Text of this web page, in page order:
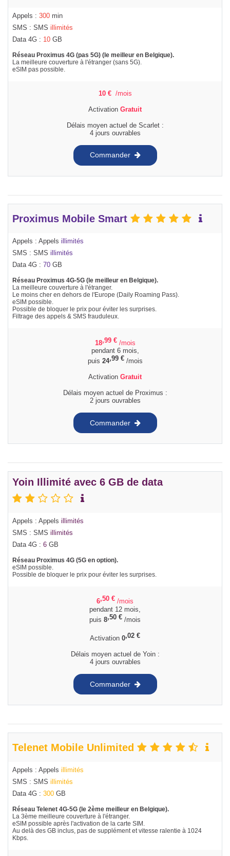
Appels : 300 min
SMS : SMS illimités
Data 4G : 10 GB
Réseau Proximus 4G (pas 5G) (le meilleur en Belgique).
La meilleure couverture à l'étranger (sans 5G).
eSIM pas possible.
10 € /mois
Activation Gratuit
Délais moyen actuel de Scarlet :
4 jours ouvrables
Commander
Proximus Mobile Smart
Appels : Appels illimités
SMS : SMS illimités
Data 4G : 70 GB
Réseau Proximus 4G-5G (le meilleur en Belgique).
La meilleure couverture à l'étranger.
Le moins cher en dehors de l'Europe (Daily Roaming Pass).
eSIM possible.
Possible de bloquer le prix pour éviter les surprises.
Filtrage des appels & SMS frauduleux.
18,99 € /mois
pendant 6 mois,
puis 24,99 €/mois
Activation Gratuit
Délais moyen actuel de Proximus :
2 jours ouvrables
Commander
Yoin Illimité avec 6 GB de data
Appels : Appels illimités
SMS : SMS illimités
Data 4G : 6 GB
Réseau Proximus 4G (5G en option).
eSIM possible.
Possible de bloquer le prix pour éviter les surprises.
6,50 € /mois
pendant 12 mois,
puis 8,50 € /mois
Activation 0,02 €
Délais moyen actuel de Yoin :
4 jours ouvrables
Commander
Telenet Mobile Unlimited
Appels : Appels illimités
SMS : SMS illimités
Data 4G : 300 GB
Réseau Telenet 4G-5G (le 2ème meilleur en Belgique).
La 3ème meilleure couverture à l'étranger.
eSIM possible après l'activation de la carte SIM.
Au delà des GB inclus, pas de supplément et vitesse ralentie à 1024
Kbps.